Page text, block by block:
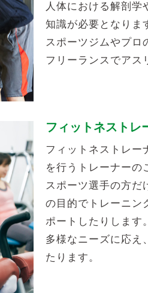
人体における解剖
知識が必要となりま
スポーツジムやプロ
フリーランスでアス
フィットネストレ
フィットネストレー
を行うトレーナーの
スポーツ選手の方だ
の目的でトレーニン
ポートしたりします
多様なニーズに応え
たります。